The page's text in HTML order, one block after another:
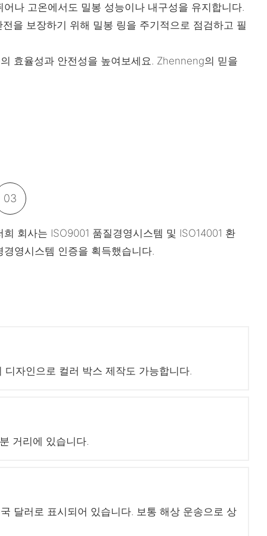
나 고온에서도 밀봉 성능이나 내구성을 유지합니다.
을 보장하기 위해 밀봉 링을 주기적으로 점검하고 필
효율성과 안전성을 높여보세요. Zhenneng의 믿을
03
희 회사는 ISO9001 품질경영시스템 및 ISO14001 환
경영시스템 인증을 획득했습니다.
자인으로 컬러 박스 제작도 가능합니다.
거리에 있습니다.
달러로 표시되어 있습니다. 보통 해상 운송으로 상